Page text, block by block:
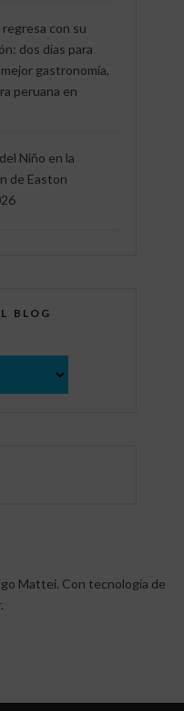
con su
dos días para
gastronomía,
peruana en
Niño en la
de Easton
BLOG
Mattei. Con tecnología de
.